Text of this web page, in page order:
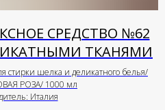
СРЕДСТВО №62
ТКАНЯМИ
стирки шелка и деликатного белья/
РОЗА/ 1000 мл
Италия